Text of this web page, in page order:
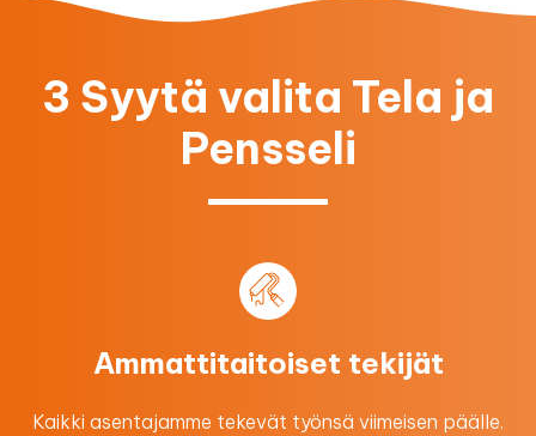
3 Syytä valita Tela ja
Pensseli
Ammattitaitoiset tekijät
Kaikki asentajamme tekevät työnsä viimeisen päälle.